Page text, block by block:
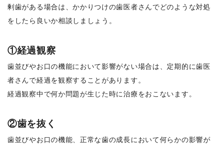
剰歯がある場合は、かかりつけの歯医者さんでどのような対処
をしたら良いか相談しましょう。
①経過観察
歯並びやお口の機能において影響がない場合は、定期的に歯医
者さんで経過を観察することがあります。
経過観察中で何か問題が生じた時に治療をおこないます。
②歯を抜く
歯並びやお口の機能、正常な歯の成長において何らかの影響が